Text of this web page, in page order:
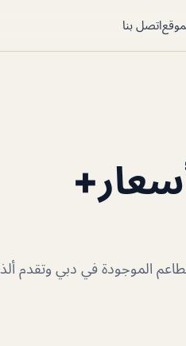
اتصل بنا
الموجودة في دبي وتقدم ألذ